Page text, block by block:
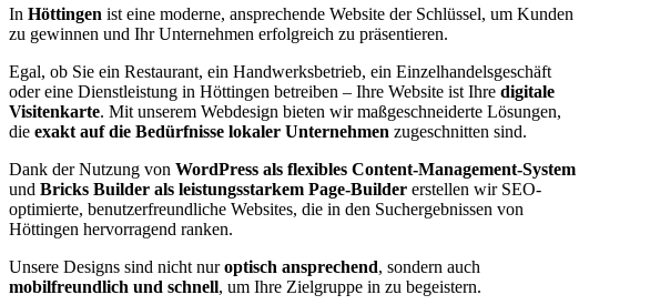
In Höttingen ist eine moderne, ansprechende Website der Schlüssel, um Kunden
zu gewinnen und Ihr Unternehmen erfolgreich zu präsentieren.
Egal, ob Sie ein Restaurant, ein Handwerksbetrieb, ein Einzelhandelsgeschäft
oder eine Dienstleistung in Höttingen betreiben – Ihre Website ist Ihre digitale
Visitenkarte. Mit unserem Webdesign bieten wir maßgeschneiderte Lösungen,
die exakt auf die Bedürfnisse lokaler Unternehmen zugeschnitten sind.
Dank der Nutzung von WordPress als flexibles Content-Management-System
und Bricks Builder als leistungsstarkem Page-Builder erstellen wir SEO-
optimierte, benutzerfreundliche Websites, die in den Suchergebnissen von
Höttingen hervorragend ranken.
Unsere Designs sind nicht nuroptisch ansprechend, sondern auch
mobilfreundlich und schnell, um Ihre Zielgruppe in zu begeistern.